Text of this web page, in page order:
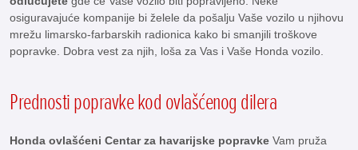
osiguravajuće kompanije bi želele da pošalju Vaše vozilo u njihovu
mrežu limarsko-farbarskih radionica kako bi smanjili troškove
popravke. Dobra vest za njih, loša za Vas i Vaše Honda vozilo.
Prednosti popravke kod ovlašćenog dilera
Honda ovlašćeni Centar za havarijske popravke Vam pruža